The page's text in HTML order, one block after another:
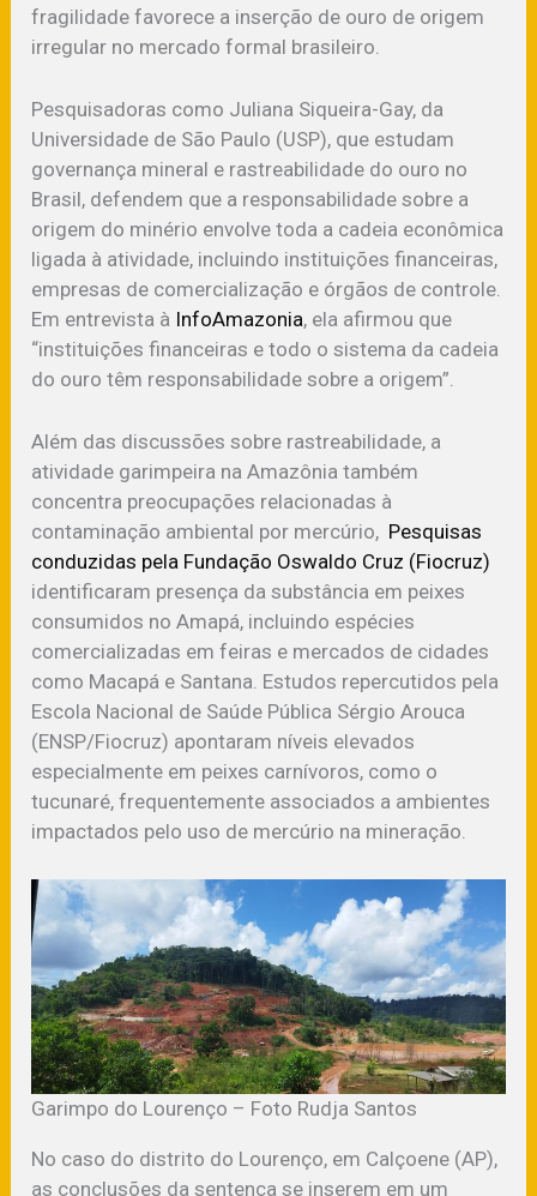
fragilidade favorece a inserção de ouro de origem
irregular no mercado formal brasileiro.
Pesquisadoras como Juliana Siqueira-Gay, da
Universidade de São Paulo (USP), que estudam
governança mineral e rastreabilidade do ouro no
Brasil, defendem que a responsabilidade sobre a
origem do minério envolve toda a cadeia econômica
ligada à atividade, incluindo instituições financeiras,
empresas de comercialização e órgãos de controle.
Em entrevista à InfoAmazonia, ela afirmou que
“instituições financeiras e todo o sistema da cadeia
do ouro têm responsabilidade sobre a origem”.
Além das discussões sobre rastreabilidade, a
atividade garimpeira na Amazônia também
concentra preocupações relacionadas à
contaminação ambiental por mercúrio, Pesquisas
conduzidas pela Fundação Oswaldo Cruz (Fiocruz)
identificaram presença da substância em peixes
consumidos no Amapá, incluindo espécies
comercializadas em feiras e mercados de cidades
como Macapá e Santana. Estudos repercutidos pela
Escola Nacional de Saúde Pública Sérgio Arouca
(ENSP/Fiocruz) apontaram níveis elevados
especialmente em peixes carnívoros, como o
tucunaré, frequentemente associados a ambientes
impactados pelo uso de mercúrio na mineração.
Garimpo do Lourenço – Foto Rudja Santos
No caso do distrito do Lourenço, em Calçoene (AP),
as conclusões da sentença se inserem em um